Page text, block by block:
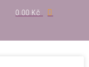
0.00 Kč